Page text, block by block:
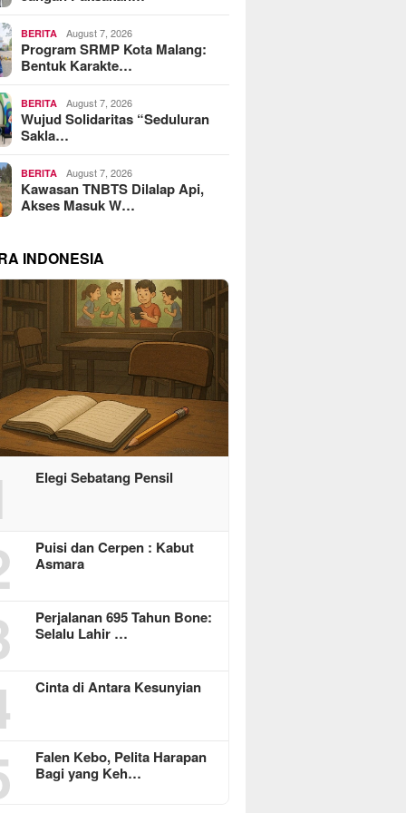
BERITA August 7, 2026
Program SRMP Kota Malang:
Bentuk Karakte…
BERITA August 7, 2026
Wujud Solidaritas “Seduluran
Sakla…
BERITA August 7, 2026
Kawasan TNBTS Dilalap Api,
Akses Masuk W…
INDONESIA
Elegi Sebatang Pensil
Puisi dan Cerpen : Kabut
Asmara
Perjalanan 695 Tahun Bone:
Selalu Lahir …
Cinta di Antara Kesunyian
Falen Kebo, Pelita Harapan
Bagi yang Keh…